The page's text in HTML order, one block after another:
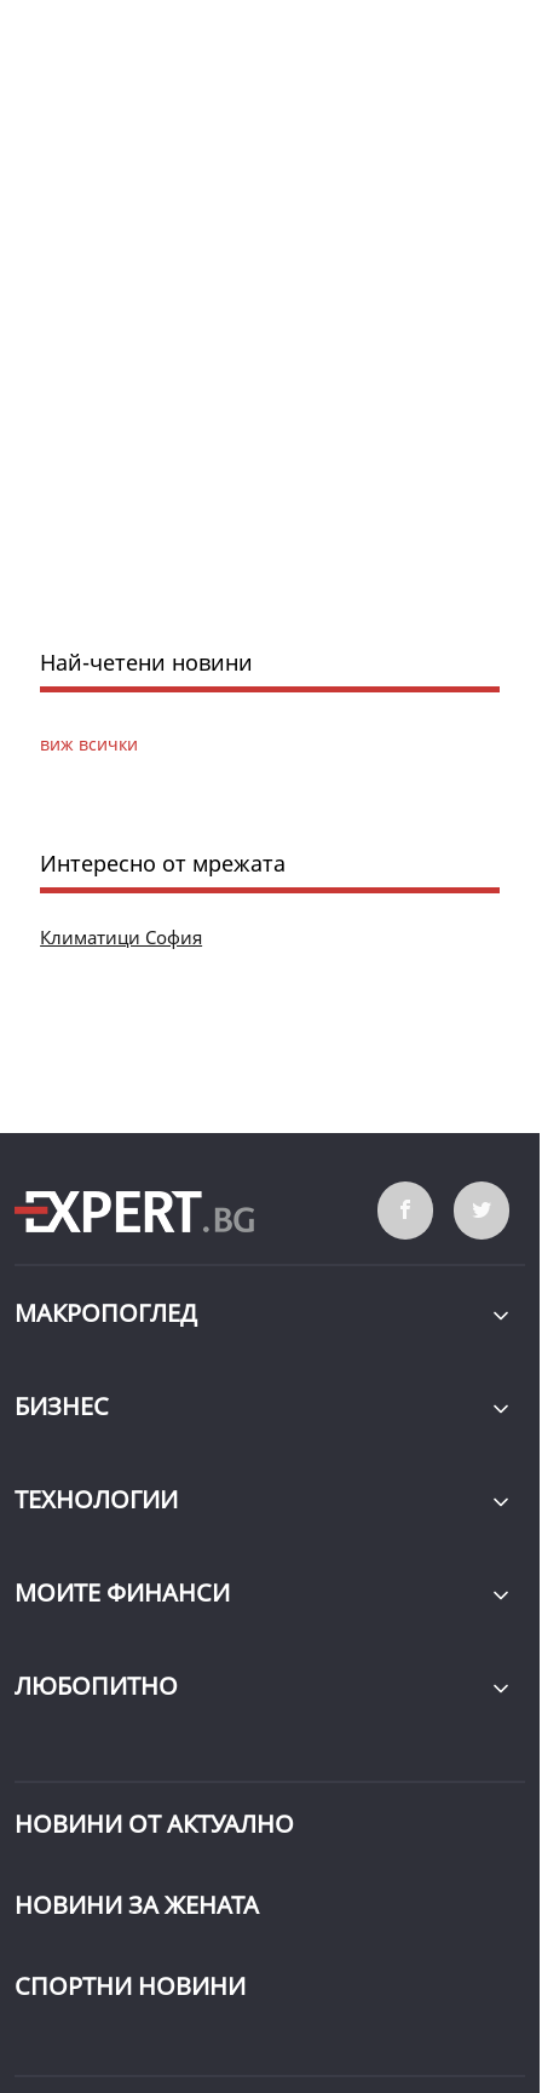
Най-четени новини
виж всички
Интересно от мрежата
Климатици София
МАКРОПОГЛЕД
БИЗНЕС
ТЕХНОЛОГИИ
МОИТЕ ФИНАНСИ
ЛЮБОПИТНО
НОВИНИ ОТ АКТУАЛНО
НОВИНИ ЗА ЖЕНАТА
СПОРТНИ НОВИНИ